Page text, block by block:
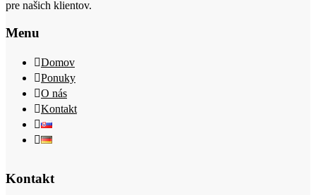
pre našich klientov.
Menu
Domov
Ponuky
O nás
Kontakt
Kontakt